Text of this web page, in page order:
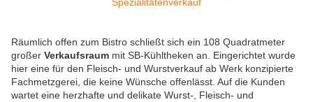
Räumlich offen zum Bistro schließt sich ein 108 Quadratmeter
großer Verkaufsraum mit SB-Kühltheken an. Eingerichtet wurde
hier eine für den Fleisch- und Wurstverkauf ab Werk konzipierte
Fachmetzgerei, die keine Wünsche offenlässt. Auf die Kunden
wartet eine herzhafte und delikate Wurst-, Fleisch- und